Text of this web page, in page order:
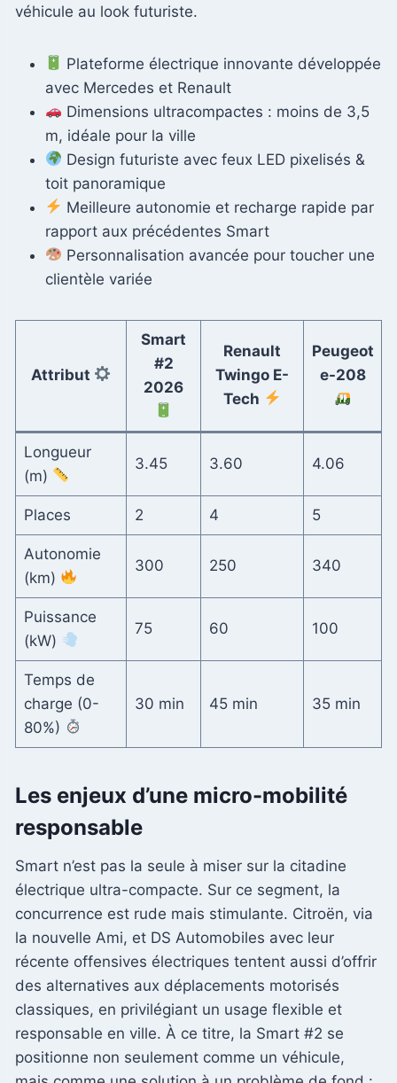
véhicule au look futuriste.
Plateforme électrique innovante développée
avec Mercedes et Renault
Dimensions ultracompactes : moins de 3,5
m, idéale pour la ville
Design futuriste avec feux LED pixelisés &
toit panoramique
Meilleure autonomie et recharge rapide par
rapport aux précédentes Smart
Personnalisation avancée pour toucher une
clientèle variée
Attribut
Smart
#2
2026
Renault
Twingo E-
Tech
Peugeot
e-208
Longueur
(m)
3.45 3.60 4.06
Places 2 4 5
Autonomie
(km)
300 250 340
Puissance
(kW)
75 60 100
Temps de
charge (0-
80%)
30 min 45 min 35 min
Les enjeux d’une micro-mobilité
responsable
Smart n’est pas la seule à miser sur la citadine
électrique ultra-compacte. Sur ce segment, la
concurrence est rude mais stimulante. Citroën, via
la nouvelle Ami, et DS Automobiles avec leur
récente offensives électriques tentent aussi d’offrir
des alternatives aux déplacements motorisés
classiques, en privilégiant un usage flexible et
responsable en ville. À ce titre, la Smart #2 se
positionne non seulement comme un véhicule,